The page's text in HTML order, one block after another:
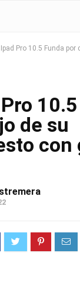
Pro 10.5 Funda
de su
con